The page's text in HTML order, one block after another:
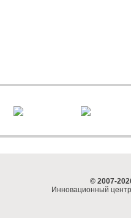
© 2007-
Инновационный